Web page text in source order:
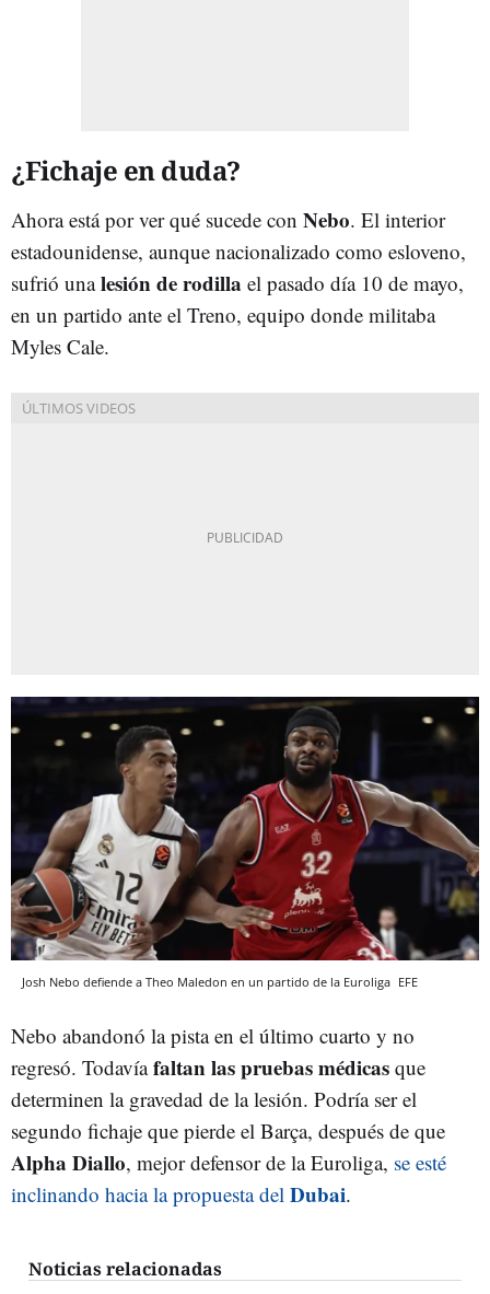
¿Fichaje en duda?
Ahora está por ver qué sucede con Nebo. El interior
estadounidense, aunque nacionalizado como esloveno,
sufrió unalesión de rodilla el pasado día 10 de mayo,
en un partido ante el Treno, equipo donde militaba
Myles Cale.
Josh Nebo defiende a Theo Maledon en un partido de la Euroliga EFE
Nebo abandonó la pista en el último cuarto y no
regresó. Todavíafaltan las pruebas médicas que
determinen la gravedad de la lesión. Podría ser el
segundo fichaje que pierde el Barça, después de que
Alpha Diallo, mejor defensor de la Euroliga, se esté
inclinando hacia la propuesta del Dubai.
Noticias relacionadas